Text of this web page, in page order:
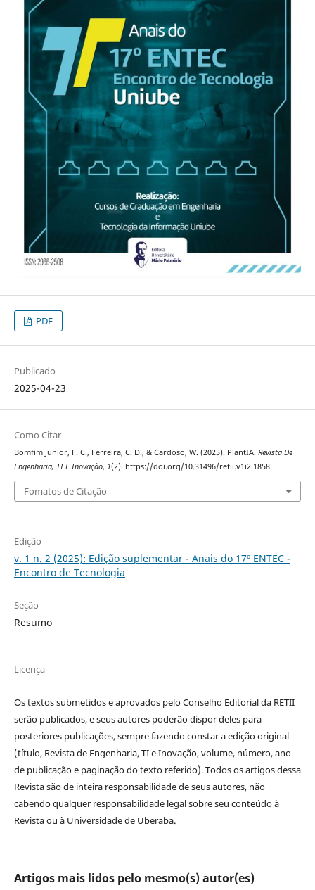
PDF
Publicado
2025-04-23
Como Citar
Bomfim Junior, F. C., Ferreira, C. D., & Cardoso, W. (2025). PlantIA. Revista De
Engenharia, TI E Inovação, 1(2). https://doi.org/10.31496/retii.v1i2.1858
Fomatos de Citação
Edição
v. 1 n. 2 (2025): Edição suplementar - Anais do 17º ENTEC -
Encontro de Tecnologia
Seção
Resumo
Licença
Os textos submetidos e aprovados pelo Conselho Editorial da RETII
serão publicados, e seus autores poderão dispor deles para
posteriores publicações, sempre fazendo constar a edição original
(título, Revista de Engenharia, TI e Inovação, volume, número, ano
de publicação e paginação do texto referido). Todos os artigos dessa
Revista são de inteira responsabilidade de seus autores, não
cabendo qualquer responsabilidade legal sobre seu conteúdo à
Revista ou à Universidade de Uberaba.
Artigos mais lidos pelo mesmo(s) autor(es)